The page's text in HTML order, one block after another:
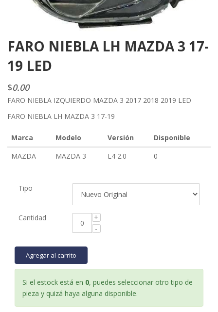
FARO NIEBLA LH MAZDA 3 17-
19 LED
$0.00
FARO NIEBLA IZQUIERDO MAZDA 3 2017 2018 2019 LED
FARO NIEBLA LH MAZDA 3 17-19
Marca Modelo Versión
Disponible
MAZDA
MAZDA 3 L4 2.0 0
Tipo
Cantidad
Agregar al carrito
Si el estock está en 0, puedes seleccionar otro tipo de
pieza y quizá haya alguna disponible.